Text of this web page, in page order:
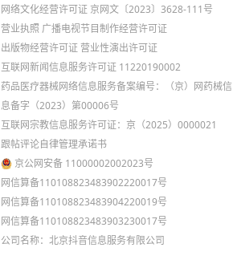
网络文化经营许可证 京网文〔2023〕3628-111号
营业执照 广播电视节目制作经营许可证
出版物经营许可证 营业性演出许可证
互联网新闻信息服务许可证 11220190002
药品医疗器械网络信息服务备案编号：（京）网药械信
息备字（2023）第00006号
互联网宗教信息服务许可证：京（2025）0000021
跟帖评论自律管理承诺书
京公网安备 11000002002023号
网信算备110108823483902220017号
网信算备110108823483904220019号
网信算备110108823483903230017号
公司名称：北京抖音信息服务有限公司